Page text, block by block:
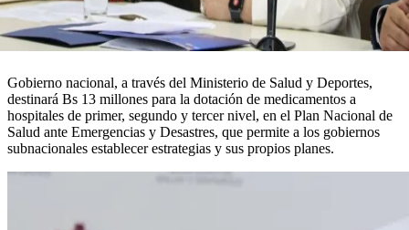
Gobierno nacional, a través del Ministerio de Salud y Deportes,
destinará Bs 13 millones para la dotación de medicamentos a
hospitales de primer, segundo y tercer nivel, en el Plan Nacional de
Salud ante Emergencias y Desastres, que permite a los gobiernos
subnacionales establecer estrategias y sus propios planes.